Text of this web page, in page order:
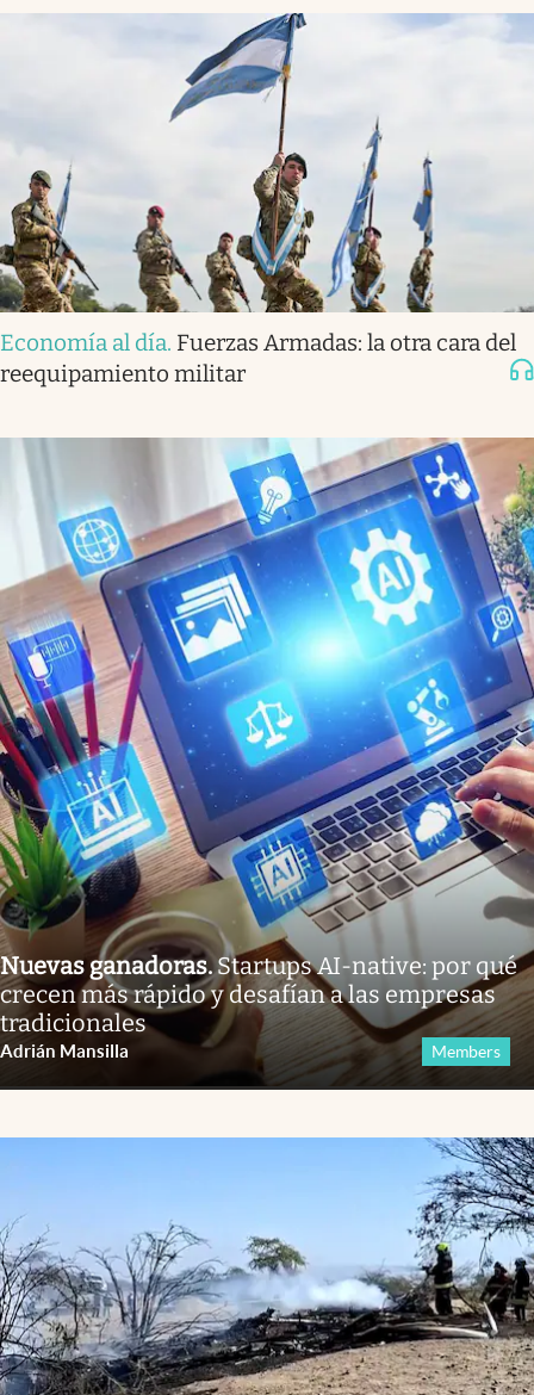
Economía al día. Fuerzas Armadas: la otra cara del
reequipamiento militar
Nuevas ganadoras.Startups AI-native: por qué
crecen más rápido y desafían a las empresas
tradicionales
Adrián Mansilla Members